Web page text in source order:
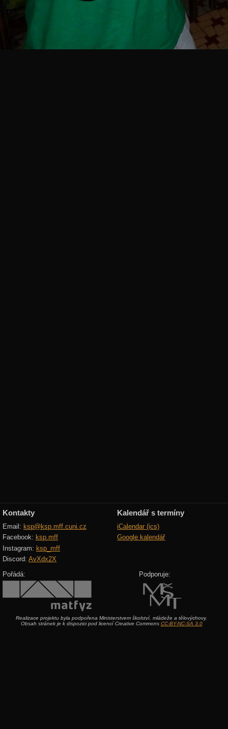
Kontakty
Email: ksp@ksp.mff.cuni.cz
Facebook: ksp.mff
Instagram: ksp_mff
Discord: AvXdx2X
Kalendář s termíny
iCalendar (ics)
Google kalendář
Pořádá: Podporuje:
Realizace projektu byla podpořena Ministerstvem školství, mládeže a tělovýchovy.
Obsah stránek je k dispozici pod licencí Creative Commons CC-BY-NC-SA 3.0